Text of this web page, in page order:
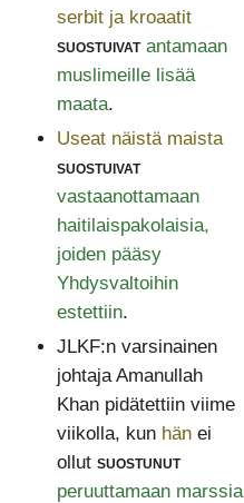
serbit ja kroaatit
suostuivat antamaan
muslimeille lisää
maata.
Useat näistä maista
suostuivat
vastaanottamaan
haitilaispakolaisia,
joiden pääsy
Yhdysvaltoihin
estettiin.
JLKF:n varsinainen
johtaja Amanullah
Khan pidätettiin viime
viikolla, kun hänei
ollut suostunut
peruuttamaan marssia